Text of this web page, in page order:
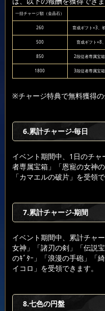
一括チャージ額（金晶石）
260 育成ギフト×3、
500 育成ギフト×8
850 2段従者専属宝
1800 3段従者専属宝
※チャージ特典で無料獲得の
6.累計チャージ-毎日
イベント期間中、1日のチ
者専属宝箱」「恩寵の女神
「カマエルの破片」を受領で
7.累計チャージ-期間
イベント期間中、累計チャ
女神」「諸刃の剣」「伝説
のｷﾞﾀｰ」「浪漫の手砲」「
イコロ」を受領できます。
8.七色の円盤